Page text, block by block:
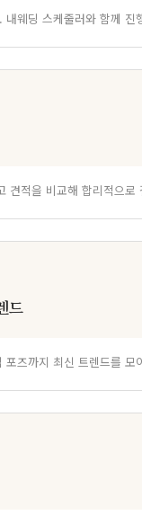
웨딩 스케줄러와 함께 진
견적을 비교해 합리적으로
드
즈까지 최신 트렌드를 모